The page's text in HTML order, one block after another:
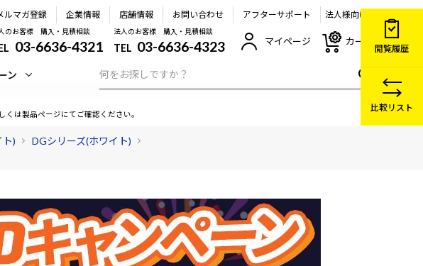
ルマガ登録 企業情報 店舗情報 お問い合わせ アフターサポート 法人様向け
のお客様 購入・見積相談
03-6636-4321
法人のお客様 購入・見積相談
TEL 03-6636-4323 マイページ カート
ン
くは製品ページにてご確認ください。
ト)
DGシリーズ(ホワイト)
閲覧履歴
比較リスト